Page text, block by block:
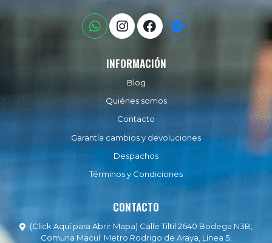
INFORMACIÓN
Blog
Quiénes somos
Contacto
Garantía cambios y devoluciones
Despachos
Términos y Condiciones
CONTACTO
(Click Aquí para Abrir Mapa) Calle Tiltil 2640 Bodega N3B,
Comuna Macul. Metro Rodrigo de Araya, Línea 5.